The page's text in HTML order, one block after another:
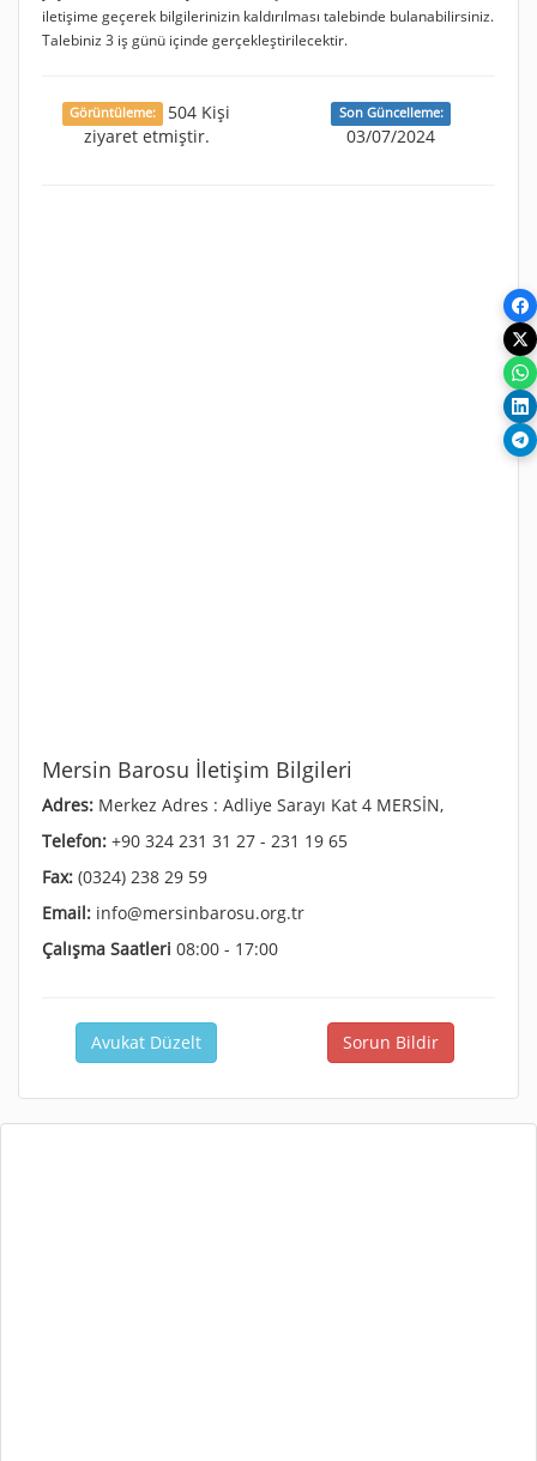
iletişime geçerek bilgilerinizin kaldırılması talebinde bulanabilirsiniz.
Talebiniz 3 iş günü içinde gerçekleştirilecektir.
Görüntüleme:
504 Kişi
ziyaret etmiştir.
Son Güncelleme:
03/07/2024
Mersin Barosu İletişim Bilgileri
Adres: Merkez Adres : Adliye Sarayı Kat 4 MERSİN,
Telefon: +90 324 231 31 27 - 231 19 65
Fax: (0324) 238 29 59
Email: info@mersinbarosu.org.tr
Çalışma Saatleri 08:00 - 17:00
Avukat Düzelt Sorun Bildir